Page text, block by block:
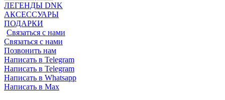
ЛЕГЕНДЫ DNK
АКСЕССУАРЫ
ПОДАРКИ
Связаться с нами
Связаться с нами
Позвонить нам
Написать в Telegram
Написать в Telegram
Написать в Whatsapp
Написать в Max